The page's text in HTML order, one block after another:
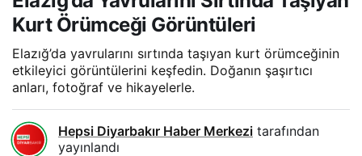
Kurt Örümceği Görüntüleri
Elazığ’da yavrularını sırtında taşıyan kurt örümceğinin
etkileyici görüntülerini keşfedin. Doğanın şaşırtıcı
anları, fotoğraf ve hikayelerle.
Hepsi Diyarbakır Haber Merkezi tarafından
yayınlandı
Adaklı Mahallesi’nden
Gelen Vaka ve Doğa
Koruma Uyarıları